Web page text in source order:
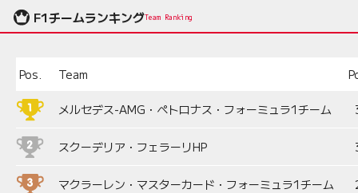
F1チームランキングTeam Ranking
Pos. Team
メルセデス-AMG・ペトロナス・フォーミュラ1チーム
スクーデリア・フェラーリHP
マクラーレン・マスターカード・フォーミュラ1チーム